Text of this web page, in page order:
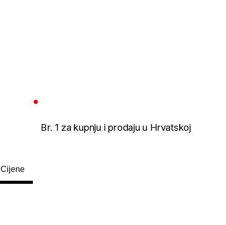
Br. 1 za kupnju i prodaju u Hrvatskoj
Cijene